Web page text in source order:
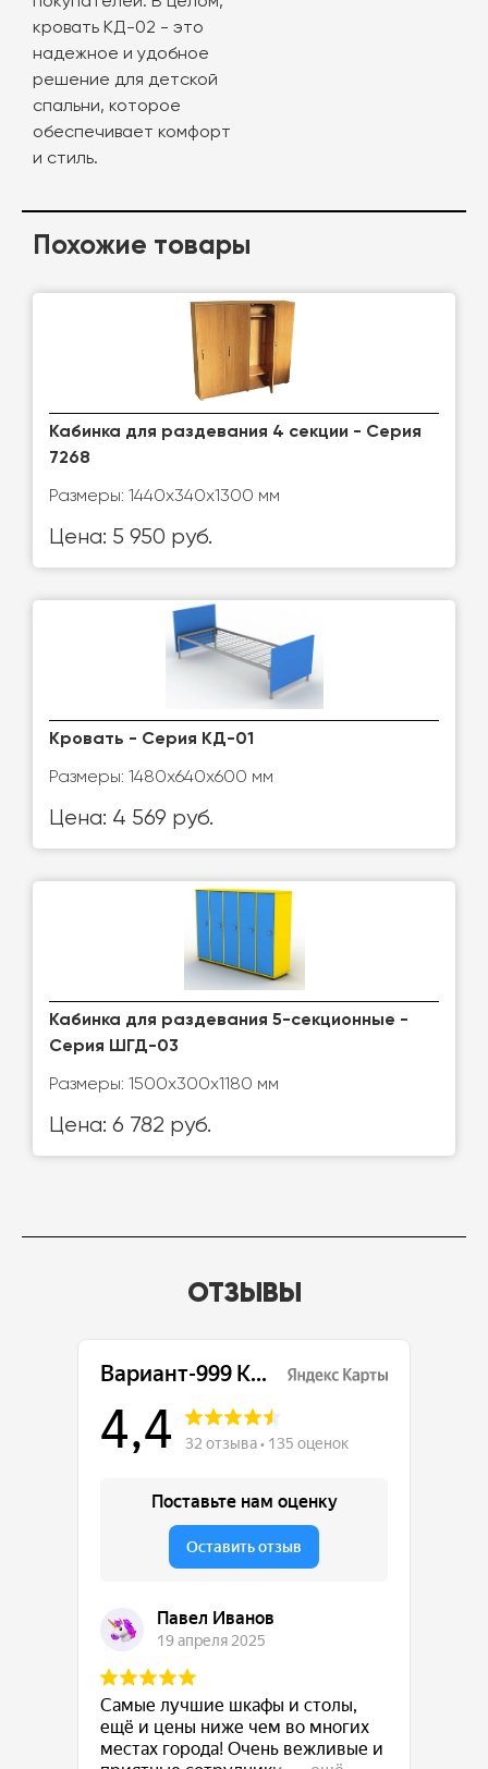
кровать КД-02 - это
надежное и удобное
решение для детской
спальни, которое
обеспечивает комфорт
и стиль.
Похожие товары
Кабинка для раздевания 4 секции - Серия
7268
Размеры: 1440х340х1300 мм
Цена: 5 950 руб.
Кровать - Серия КД-01
Размеры: 1480х640х600 мм
Цена: 4 569 руб.
Кабинка для раздевания 5-секционные -
Серия ШГД-03
Размеры: 1500х300х1180 мм
Цена: 6 782 руб.
ОТЗЫВЫ